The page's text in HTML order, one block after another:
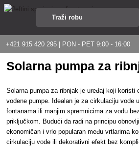
+421 915 420 295 | PON - PET 9:00 - 16:00
Solarna pumpa za
Solarna pumpa za ribnjak je uređaj koji koristi
vodene pumpe. Idealan je za cirkulaciju vode
fontanama ili manjim spremnicima za vodu
priključkom. Budući da radi na principu
ekonomičan i vrlo popularan među vrtlarima
cirkulaciju vode ili dekorativni efekt bez